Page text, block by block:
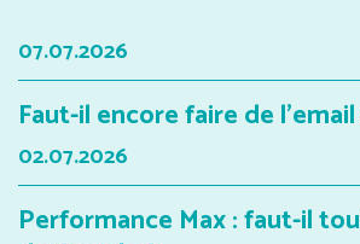
07.07.2026
Faut-il encore faire de
02.07.2026
Performance Max : faut-il